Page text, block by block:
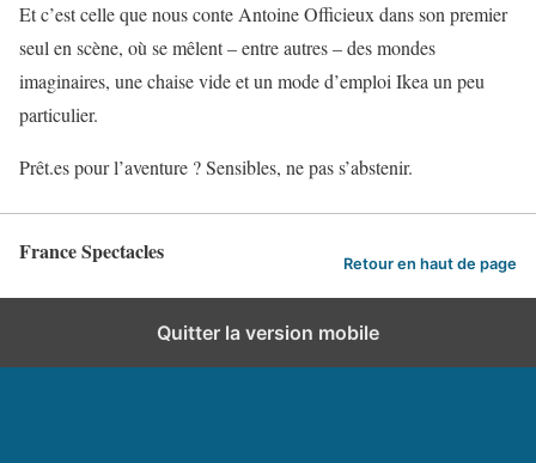
Et c’est celle que nous conte Antoine Officieux dans son premier
seul en scène, où se mêlent – entre autres – des mondes
imaginaires, une chaise vide et un mode d’emploi Ikea un peu
particulier.
Prêt.es pour l’aventure ? Sensibles, ne pas s’abstenir.
France Spectacles Retour en haut de page
Quitter la version mobile